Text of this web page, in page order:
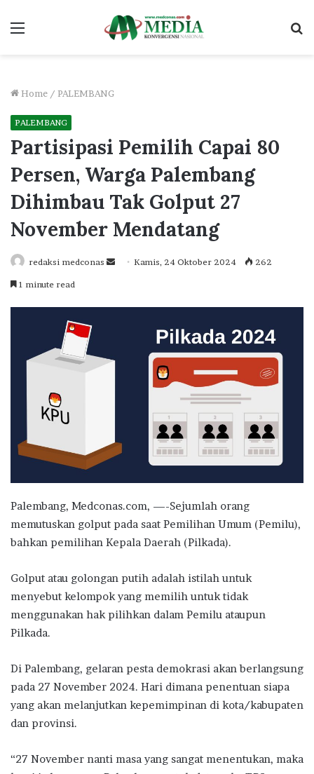
Menu
Home / PALEMBANG
PALEMBANG
Partisipasi Pemilih Capai 80
Persen, Warga Palembang
Dihimbau Tak Golput 27
November Mendatang
redaksi medconas
SendKamis, 24 Oktober 2024 262
1 minute read
Palembang, Medconas.com, —-Sejumlah orang
memutuskan golput pada saat Pemilihan Umum (Pemilu),
bahkan pemilihan Kepala Daerah (Pilkada).
Golput atau golongan putih adalah istilah untuk
menyebut kelompok yang memilih untuk tidak
menggunakan hak pilihkan dalam Pemilu ataupun
Pilkada.
Di Palembang, gelaran pesta demokrasi akan berlangsung
pada 27 November 2024. Hari dimana penentuan siapa
yang akan melanjutkan kepemimpinan di kota/kabupaten
dan provinsi.
“27 November nanti masa yang sangat menentukan, maka